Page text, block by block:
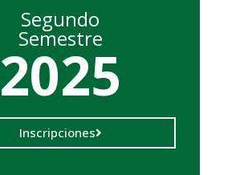
Segundo
Semestre
2025
Inscripciones